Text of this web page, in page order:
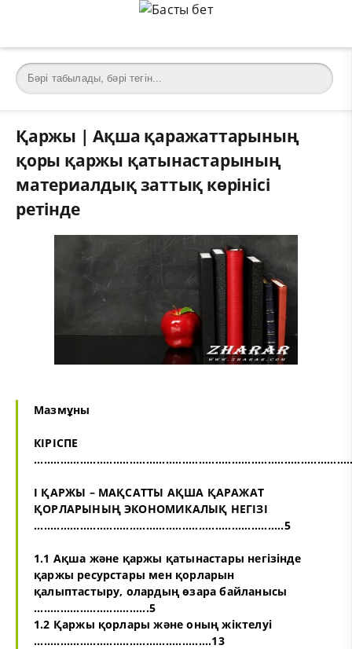
Қаржы | Ақша қаражаттарының
қоры қаржы қатынастарының
материалдық заттық көрінісі
ретінде
Мазмұны
КІРІСПЕ
I ҚАРЖЫ – МАҚСАТТЫ АҚША ҚАРАЖАТ
ҚОРЛАРЫНЫҢ ЭКОНОМИКАЛЫҚ НЕГІЗІ
............................................................................5
1.1 Ақша және қаржы қатынастары негізінде
қаржы ресурстары мен қорларын
қалыптастыру, олардың өзара байланысы
...................................5
1.2 Қаржы қорлары және оның жіктелуі
......................................................13